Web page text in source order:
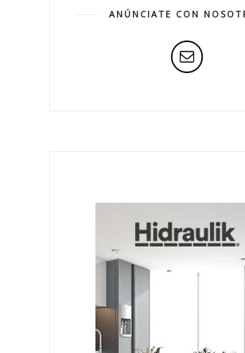
ANÚNCIATE CON